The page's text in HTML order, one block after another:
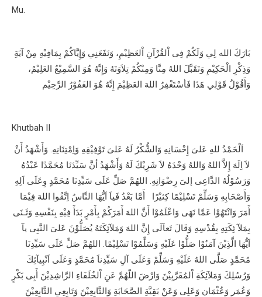
Mu.
بَارَكَ الله لِي وَلَكُمْ فِى اْلقُرْآنِ اْلعَظِيْمِ، وَنَفَعَنِي وَإِيَّاكُمْ بِمَافِيْهِ مِنْ آيَةِ
وَذِكْرِ الْحَكِيْمِ وَتَقَبَّلَ اللهُ مِنَّا وَمِنْكُمْ تِلاَوَتَهُ وَإِنَّهُ هُوَ السَّمِيْعُ العَلِيْمُ،
وَأَقُوْلُ قَوْلِي هَذَا فَأسْتَغْفِرُ اللهَ العَظِيْمَ إِنَّهُ هُوَ الغَفُوْرُ الرَّحِيْم
Khutbah II
اَلْحَمْدُ للهِ عَلىَ إِحْسَانِهِ وَالشُّكْرُ لَهُ عَلىَ تَوْفِيْقِهِ وَاِمْتِنَانِهِ. وَأَشْهَدُ أَنْ
لاَ اِلَهَ إِلاَّ اللهُ وَاللهُ وَحْدَهُ لاَ شَرِيْكَ لَهُ وَأَشْهَدُ أنَّ سَيِّدَنَا مُحَمَّدًا عَبْدُهُ
وَرَسُوْلُهُ الدَّاعِى إلىَ رِضْوَانِهِ. اللهُمَّ صَلِّ عَلَى سَيِّدِنَا مُحَمَّدٍ وِعَلَى اَلِهِ
وَأَصْحَابِهِ وَسَلِّمْ تَسْلِيْمًا كِثيْرًا أَمَّا بَعْدُ فَياَ اَيُّهَا النَّاسُ اِتَّقُوا اللهَ فِيْمَا
أَمَرَ وَانْتَهُوْا عَمَّا نَهَى وَاعْلَمُوْا أَنَّ اللهَ أَمَرَكُمْ بِأَمْرٍ بَدَأَ فِيْهِ بِنَفْسِهِ وَثَـنَى
بِمَلآ ئِكَتِهِ بِقُدْسِهِ وَقَالَ تَعاَلَى إِنَّ اللهَ وَمَلآئِكَتَهُ يُصَلُّوْنَ عَلىَ النَّبِى يآ
اَيُّهَا الَّذِيْنَ آمَنُوْا صَلُّوْا عَلَيْهِ وَسَلِّمُوْا تَسْلِيْمًا. اللهُمَّ صَلِّ عَلَى سَيِّدِنَا
مُحَمَّدٍ صَلَّى اللهُ عَلَيْهِ وَسَلِّمْ وَعَلَى آلِ سَيِّدِناَ مُحَمَّدٍ وَعَلَى اَنْبِيآئِكَ
وَرُسُلِكَ وَمَلآئِكَةِ اْلمُقَرَّبِيْنَ وَارْضَ اللّهُمَّ عَنِ اْلخُلَفَاءِ الرَّاشِدِيْنَ أَبِى بَكْرٍ
وَعُمَر وَعُثْمَان وَعَلِى وَعَنْ بَقِيَّةِ الصَّحَابَةِ وَالتَّابِعِيْنَ وَتَابِعِي التَّابِعِيْنَ